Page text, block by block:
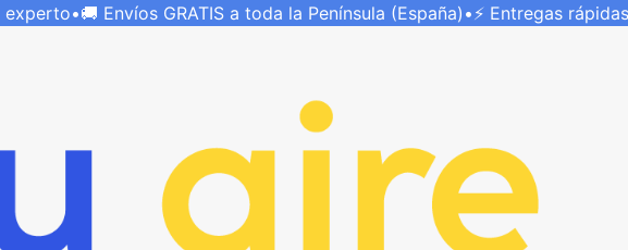
experto•🚚 Envíos GRATIS a toda la Península (España) •⚡ Entregas